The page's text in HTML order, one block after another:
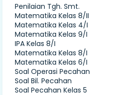
Penilaian Tgh. Smt.
Matematika Kelas 8/II
Matematika Kelas 4/I
Matematika Kelas 9/I
IPA Kelas 8/I
Matematika Kelas 8/I
Matematika Kelas 6/I
Soal Operasi Pecahan
Soal Bil. Pecahan
Soal Pecahan Kelas 5